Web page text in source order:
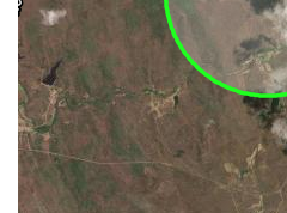
Hidrografia
1:1.000.000
(ANA)
Biomas
(IBGE)
Vegetação
(IBGE)